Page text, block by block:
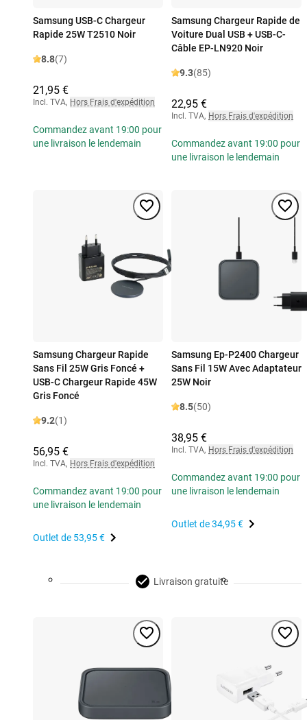
Samsung USB-C Chargeur
Rapide 25W T2510 Noir
8.8(7)
21,95 €
Incl. TVA, Hors Frais d'expédition
Commandez avant 19:00 pour
une livraison le lendemain
Samsung Chargeur Rapide de
Voiture Dual USB + USB-C-
Câble EP-LN920 Noir
9.3(85)
22,95 €
Incl. TVA, Hors Frais d'expédition
Commandez avant 19:00 pour
une livraison le lendemain
Samsung Chargeur Rapide
Sans Fil 25W Gris Foncé +
USB-C Chargeur Rapide 45W
Gris Foncé
9.2(1)
56,95 €
Incl. TVA, Hors Frais d'expédition
Commandez avant 19:00 pour
une livraison le lendemain
Outlet de 53,95 €
Samsung Ep-P2400 Chargeur
Sans Fil 15W Avec Adaptateur
25W Noir
8.5(50)
38,95 €
Incl. TVA, Hors Frais d'expédition
Commandez avant 19:00 pour
une livraison le lendemain
Outlet de34,95 €
Livraison gratuite